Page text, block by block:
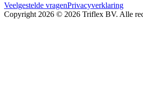
Veelgestelde vragenPrivacyverklaring
Copyright 2026 © 2026 Triflex BV. Alle